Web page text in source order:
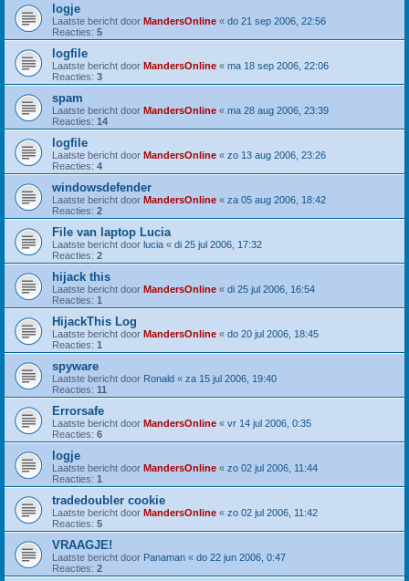
logje
Laatste bericht door MandersOnline « do 21 sep 2006, 22:56
Reacties: 5
logfile
Laatste bericht door MandersOnline « ma 18 sep 2006, 22:06
Reacties: 3
spam
Laatste bericht door MandersOnline « ma 28 aug 2006, 23:39
Reacties: 14
logfile
Laatste bericht door MandersOnline « zo 13 aug 2006, 23:26
Reacties: 4
windowsdefender
Laatste bericht door MandersOnline « za 05 aug 2006, 18:42
Reacties: 2
File van laptop Lucia
Laatste bericht door lucia « di 25 jul 2006, 17:32
Reacties: 2
hijack this
Laatste bericht door MandersOnline « di 25 jul 2006, 16:54
Reacties: 1
HijackThis Log
Laatste bericht door MandersOnline « do 20 jul 2006, 18:45
Reacties: 1
spyware
Laatste bericht door Ronald « za 15 jul 2006, 19:40
Reacties: 11
Errorsafe
Laatste bericht door MandersOnline « vr 14 jul 2006, 0:35
Reacties: 6
logje
Laatste bericht door MandersOnline « zo 02 jul 2006, 11:44
Reacties: 1
tradedoubler cookie
Laatste bericht door MandersOnline « zo 02 jul 2006, 11:42
Reacties: 5
VRAAGJE!
Laatste bericht door Panaman « do 22 jun 2006, 0:47
Reacties: 2